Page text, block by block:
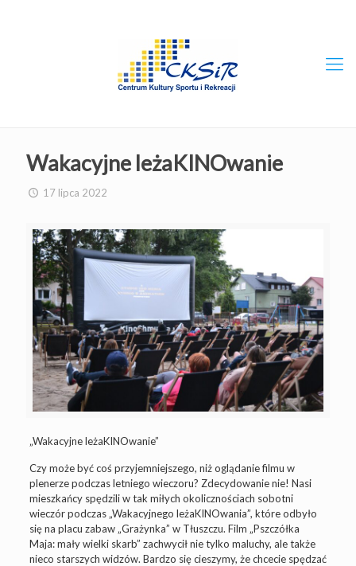
Wakacyjne leżaKINOwanie
17 lipca 2022
„Wakacyjne leżaKINOwanie”
Czy może być coś przyjemniejszego, niż oglądanie filmu w
plenerze podczas letniego wieczoru? Zdecydowanie nie! Nasi
mieszkańcy spędzili w tak miłych okolicznościach sobotni
wieczór podczas „Wakacyjnego leżaKINOwania”, które odbyło
się na placu zabaw „Grażynka” w Tłuszczu. Film „Pszczółka
Maja: mały wielki skarb” zachwycił nie tylko maluchy, ale także
nieco starszych widzów. Bardzo się cieszymy, że chcecie spędzać